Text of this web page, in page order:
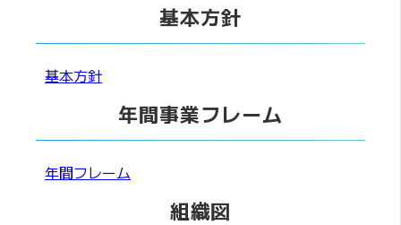
基本方針
基本方針
年間事業フレーム
年間フレーム
組織図